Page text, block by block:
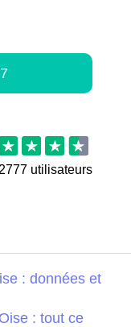
2777 utilisateurs
: données et
: tout ce